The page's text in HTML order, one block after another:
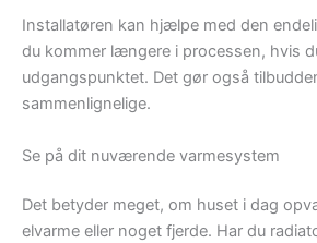
Installatøren kan hjælpe med den
du kommer længere i processen, hvis
udgangspunktet. Det gør også
sammenlignelige.
Se på dit nuværende varmesystem
Det betyder meget, om huset i dag
elvarme eller noget fjerde. Har du